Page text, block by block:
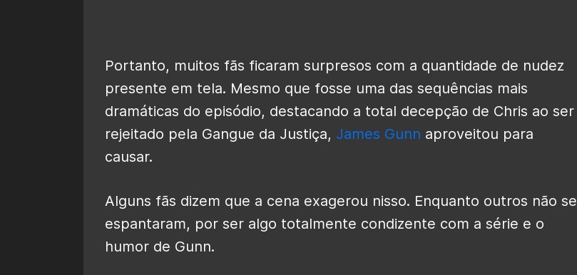
Portanto, muitos fãs ficaram surpresos com a quantidade de nudez
presente em tela. Mesmo que fosse uma das sequências mais
dramáticas do episódio, destacando a total decepção de Chris ao ser
rejeitado pela Gangue da Justiça, James Gunn aproveitou para
causar.
Alguns fãs dizem que a cena exagerou nisso. Enquanto outros não se
espantaram, por ser algo totalmente condizente com a série e o
humor de Gunn.